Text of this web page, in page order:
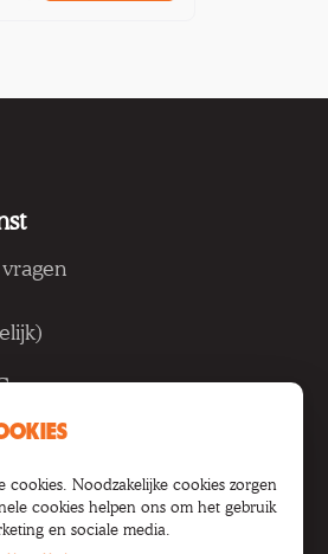
vzw
124, 9000
cookies. Noodzakelijke cookies zorgen
cookies helpen ons om het gebruik
en sociale media.